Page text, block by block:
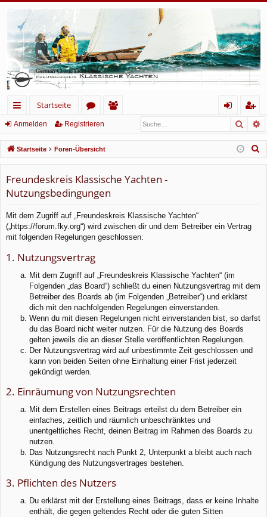
ch
ne
llz
ug
rif
f
Startseite
or
en
lie
de
r
m
el
eg
ist
rie
Anmelden Registrieren
Startseite Foren-Übersicht
Freundeskreis Klassische Yachten -
Nutzungsbedingungen
Mit dem Zugriff auf „Freundeskreis Klassische Yachten“
(„https://forum.fky.org“) wird zwischen dir und dem Betreiber ein Vertrag
mit folgenden Regelungen geschlossen:
1. Nutzungsvertrag
Mit dem Zugriff auf „Freundeskreis Klassische Yachten“ (im
Folgenden „das Board“) schließt du einen Nutzungsvertrag mit dem
Betreiber des Boards ab (im Folgenden „Betreiber“) und erklärst
dich mit den nachfolgenden Regelungen einverstanden.
Wenn du mit diesen Regelungen nicht einverstanden bist, so darfst
du das Board nicht weiter nutzen. Für die Nutzung des Boards
gelten jeweils die an dieser Stelle veröffentlichten Regelungen.
Der Nutzungsvertrag wird auf unbestimmte Zeit geschlossen und
kann von beiden Seiten ohne Einhaltung einer Frist jederzeit
gekündigt werden.
2. Einräumung von Nutzungsrechten
Mit dem Erstellen eines Beitrags erteilst du dem Betreiber ein
einfaches, zeitlich und räumlich unbeschränktes und
unentgeltliches Recht, deinen Beitrag im Rahmen des Boards zu
nutzen.
Das Nutzungsrecht nach Punkt 2, Unterpunkt a bleibt auch nach
Kündigung des Nutzungsvertrages bestehen.
3. Pflichten des Nutzers
Du erklärst mit der Erstellung eines Beitrags, dass er keine Inhalte
enthält, die gegen geltendes Recht oder die guten Sitten